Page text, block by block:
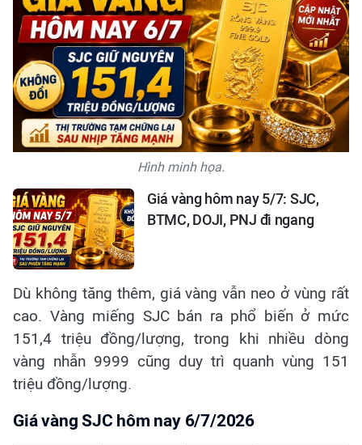
Hình minh họa.
Giá vàng hôm nay 5/7: SJC,
BTMC, DOJI, PNJ đi ngang
Dù không tăng thêm, giá vàng vẫn neo ở vùng rất
cao. Vàng miếng SJC bán ra phổ biến ở mức
151,4 triệu đồng/lượng, trong khi nhiều dòng
vàng nhẫn 9999 cũng duy trì quanh vùng 151
triệu đồng/lượng.
Giá vàng SJC hôm nay 6/7/2026